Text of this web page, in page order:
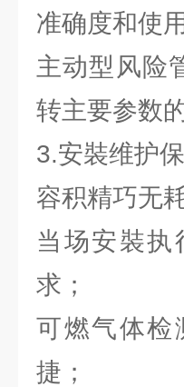
准确度和使
主动型风险
转主要参数
3.安裝维护
容积精巧无
当场安裝执
求；
可燃气体检
捷；